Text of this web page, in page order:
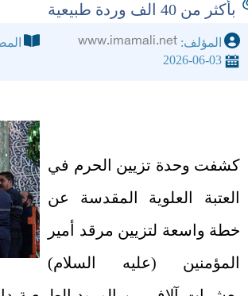
بأكثر من 40 الف وردة طبيعية
المؤلف: www.imamali.net
2026-06-03
كشفت وحدة تزيين الحرم في
العتبة العلوية المقدسة عن
خطة واسعة لتزيين مرقد أمير
المؤمنين (عليه السلام)